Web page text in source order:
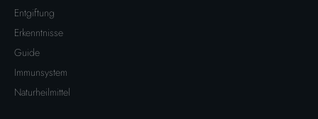
Entgiftung
Erkenntnisse
Guide
Immunsystem
Naturheilmittel